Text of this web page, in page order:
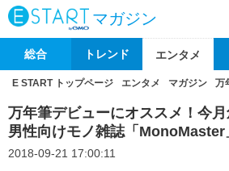
マガジン
総合 トレンド エンタメ
E START トップページ エンタメ マガジン 万
万年筆デビューにオススメ！今
男性向けモノ雑誌「MonoMaster
2018-09-21 17:00:11